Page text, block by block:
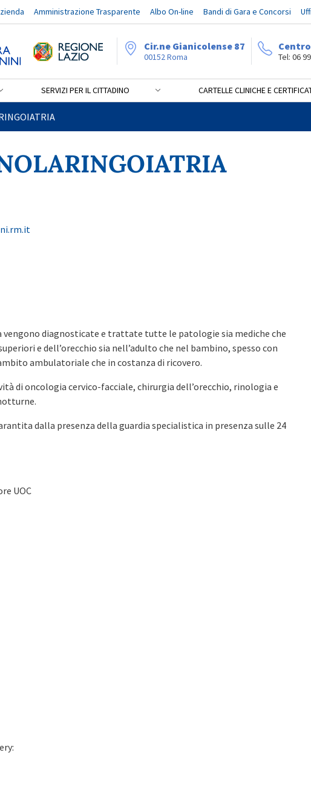
Amministrazione Trasparente Albo On-line Bandi di Gara e Concorsi
Cir.ne Gianicolense 87
00152 Roma Tel: 06
SERVIZI PER IL CITTADINO CARTELLE CLINICHE E
vengono diagnosticate e trattate tutte le patologie sia mediche che
e dell’orecchio sia nell’adulto che nel bambino, spesso con
ambulatoriale che in costanza di ricovero.
di oncologia cervico-facciale, chirurgia dell’orecchio, rinologia e
dalla presenza della guardia specialistica in presenza sulle 24
UOC